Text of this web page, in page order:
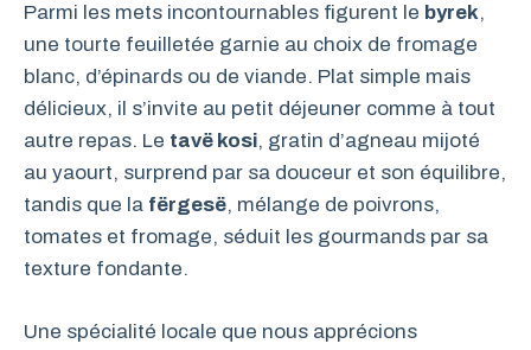
Parmi les mets incontournables figurent le byrek,
une tourte feuilletée garnie au choix de fromage
blanc, d’épinards ou de viande. Plat simple mais
délicieux, il s’invite au petit déjeuner comme à tout
autre repas. Le tavë kosi, gratin d’agneau mijoté
au yaourt, surprend par sa douceur et son équilibre,
tandis que la fërgesë, mélange de poivrons,
tomates et fromage, séduit les gourmands par sa
texture fondante.
Une spécialité locale que nous apprécions